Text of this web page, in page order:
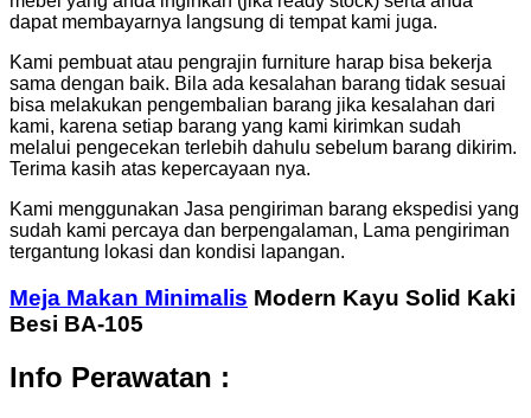
dapat membayarnya langsung di tempat kami juga.
Kami pembuat atau pengrajin furniture harap bisa bekerja
sama dengan baik. Bila ada kesalahan barang tidak sesuai
bisa melakukan pengembalian barang jika kesalahan dari
kami, karena setiap barang yang kami kirimkan sudah
melalui pengecekan terlebih dahulu sebelum barang dikirim.
Terima kasih atas kepercayaan nya.
Kami menggunakan Jasa pengiriman barang ekspedisi yang
sudah kami percaya dan berpengalaman, Lama pengiriman
tergantung lokasi dan kondisi lapangan.
Meja Makan Minimalis Modern Kayu Solid Kaki
Besi BA-105
Info Perawatan :